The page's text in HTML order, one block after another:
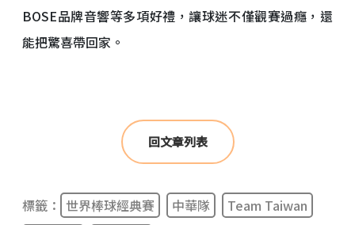
BOSE品牌音響等多項好禮，讓球迷不僅觀賽過癮，還
能把驚喜帶回家。
回文章列表
標籤： 世界棒球經典賽 中華隊
Team Taiwan